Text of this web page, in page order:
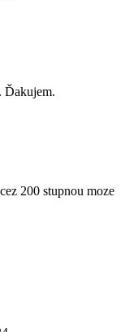
Ďakujem.
200 stupnou moze